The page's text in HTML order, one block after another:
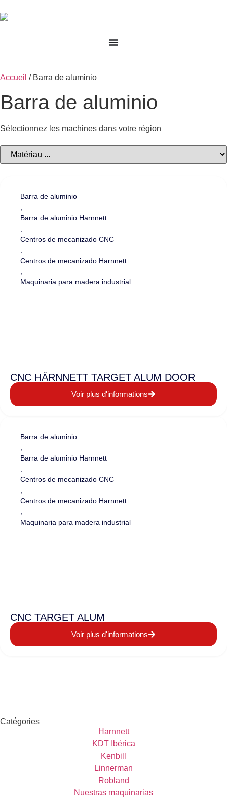
Accueil / Barra de aluminio
Barra de aluminio
Sélectionnez les machines dans votre région
Barra de aluminio
Barra de aluminio Harnnett
Centros de mecanizado CNC
Centros de mecanizado Harnnett
Maquinaria para madera industrial
CNC HÄRNNETT TARGET ALUM DOOR
Voir plus d'informations
Barra de aluminio
Barra de aluminio Harnnett
Centros de mecanizado CNC
Centros de mecanizado Harnnett
Maquinaria para madera industrial
CNC TARGET ALUM
Voir plus d'informations
Catégories
Harnnett
KDT Ibérica
Kenbill
Linnerman
Robland
Nuestras maquinarias